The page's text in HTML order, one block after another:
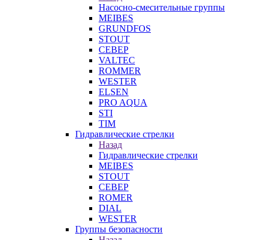
Насосно-смесительные группы
MEIBES
GRUNDFOS
STOUT
СЕВЕР
VALTEC
ROMMER
WESTER
ELSEN
PRO AQUA
STI
TIM
Гидравлические стрелки
Назад
Гидравлические стрелки
MEIBES
STOUT
СЕВЕР
ROMER
DIAL
WESTER
Группы безопасности